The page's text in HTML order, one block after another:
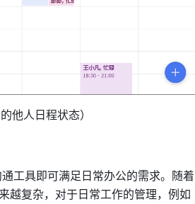
他人日程状态）
工具即可满足日常办公的需求。随着
越复杂，对于日常工作的管理，例如